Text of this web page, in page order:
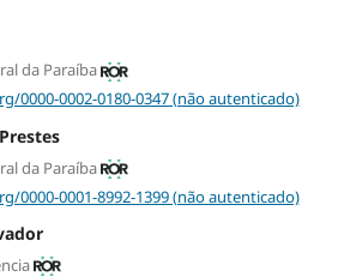
da Paraíba
0000-0002-0180-0347 (não autenticado)
da Paraíba
0000-0001-8992-1399 (não autenticado)